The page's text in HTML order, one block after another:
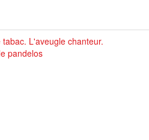
L'aveugle chanteur.
pandelos